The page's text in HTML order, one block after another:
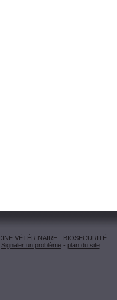
VÉTÉRINAIRE- BIOSECURITÉ
Signaler un problème- plan du site